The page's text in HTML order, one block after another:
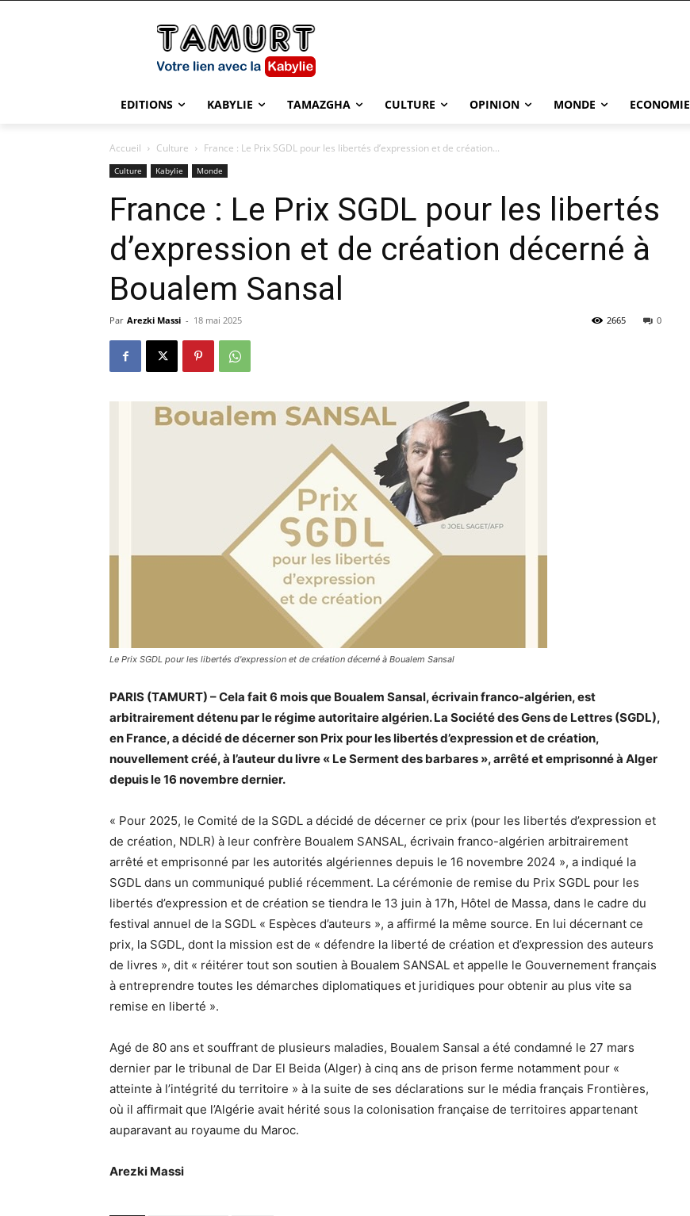
EDITIONS KABYLIE TAMAZGHA CULTURE OPINION MONDE ECONOMIE
Accueil Culture France : Le Prix SGDL pour les libertés d’expression et de création...
Culture Kabylie Monde
France : Le Prix SGDL pour les libertés
d’expression et de création décerné à
Boualem Sansal
Par Arezki Massi - 18 mai 2025 0
2665
Le Prix SGDL pour les libertés d'expression et de création décerné à Boualem Sansal
PARIS (TAMURT) – Cela fait 6 mois que Boualem Sansal, écrivain franco-algérien, est
arbitrairement détenu par le régime autoritaire algérien. La Société des Gens de Lettres (SGDL),
en France, a décidé de décerner son Prix pour les libertés d’expression et de création,
nouvellement créé, à l’auteur du livre « Le Serment des barbares », arrêté et emprisonné à Alger
depuis le 16 novembre dernier.
« Pour 2025, le Comité de la SGDL a décidé de décerner ce prix (pour les libertés d’expression et
de création, NDLR) à leur confrère Boualem SANSAL, écrivain franco-algérien arbitrairement
arrêté et emprisonné par les autorités algériennes depuis le 16 novembre 2024 », a indiqué la
SGDL dans un communiqué publié récemment. La cérémonie de remise du Prix SGDL pour les
libertés d’expression et de création se tiendra le 13 juin à 17h, Hôtel de Massa, dans le cadre du
festival annuel de la SGDL « Espèces d’auteurs », a affirmé la même source. En lui décernant ce
prix, la SGDL, dont la mission est de « défendre la liberté de création et d’expression des auteurs
de livres », dit « réitérer tout son soutien à Boualem SANSAL et appelle le Gouvernement français
à entreprendre toutes les démarches diplomatiques et juridiques pour obtenir au plus vite sa
remise en liberté ».
Agé de 80 ans et souffrant de plusieurs maladies, Boualem Sansal a été condamné le 27 mars
dernier par le tribunal de Dar El Beida (Alger) à cinq ans de prison ferme notamment pour «
atteinte à l’intégrité du territoire » à la suite de ses déclarations sur le média français Frontières,
où il affirmait que l’Algérie avait hérité sous la colonisation française de territoires appartenant
auparavant au royaume du Maroc.
Arezki Massi